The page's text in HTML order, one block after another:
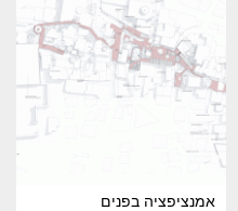
אמנציפציה בפנים